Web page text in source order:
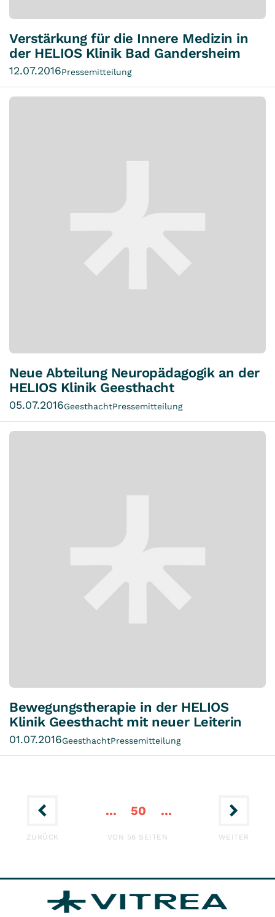
Verstärkung für die Innere Medizin in
der HELIOS Klinik Bad Gandersheim
12.07.2016Pressemitteilung
Neue Abteilung Neuropädagogik an der
HELIOS Klinik Geesthacht
05.07.2016GeesthachtPressemitteilung
Bewegungstherapie in der HELIOS
Klinik Geesthacht mit neuer Leiterin
01.07.2016GeesthachtPressemitteilung
ERSTE
ZURÜCK
... 50 ...
WEITER
VON 56 SEITEN